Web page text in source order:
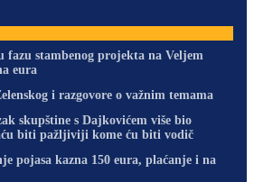
fazu stambenog projekta na Veljem
eura
i razgovore o važnim temama
skupštine s Dajkovićem više bio
biti pažljiviji kome ću biti vodič
pojasa kazna 150 eura, plaćanje i na